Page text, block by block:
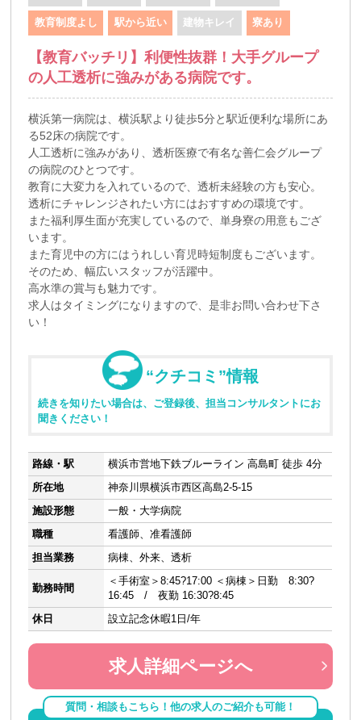
教育制度よし 駅から近い 建物キレイ 寮あり
【教育バッチリ】利便性抜群！大手グループ
の人工透析に強みがある病院です。
横浜第一病院は、横浜駅より徒歩5分と駅近便利な場所にあ
る52床の病院です。
人工透析に強みがあり、透析医療で有名な善仁会グループ
の病院のひとつです。
教育に大変力を入れているので、透析未経験の方も安心。
透析にチャレンジされたい方にはおすすめの環境です。
また福利厚生面が充実しているので、単身寮の用意もござ
います。
また育児中の方にはうれしい育児時短制度もございます。
そのため、幅広いスタッフが活躍中。
高水準の賞与も魅力です。
求人はタイミングになりますので、是非お問い合わせ下さ
い！
“クチコミ”情報
続きを知りたい場合は、ご登録後、担当コンサルタントにお
聞きください！
路線・駅
横浜市営地下鉄ブルーライン 高島町 徒歩 4分
所在地
神奈川県横浜市西区高島2-5-15
施設形態
一般・大学病院
職種
看護師、准看護師
担当業務
病棟、外来、透析
勤務時間
＜手術室＞8:45?17:00 ＜病棟＞日勤 8:30?
16:45 / 夜勤 16:30?8:45
休日
設立記念休暇1日/年
求人詳細ページへ
質問・相談もこちら！他の求人のご紹介も可能！